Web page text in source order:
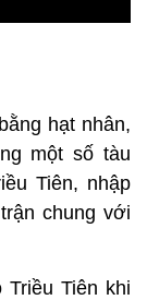
hạt nhân,
một số tàu
Tiên, nhập
chung với
Tiên khi